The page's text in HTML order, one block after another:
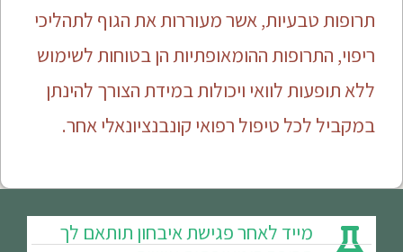
תרופות טבעיות, אשר מעוררות את הגוף לתהליכי
ריפוי, התרופות ההומאופתיות הן בטוחות לשימוש
ללא תופעות לוואי ויכולות במידת הצורך להינתן
במקביל לכל טיפול רפואי קונבנציונאלי אחר.
מייד לאחר פגישת איבחון תותאם לך